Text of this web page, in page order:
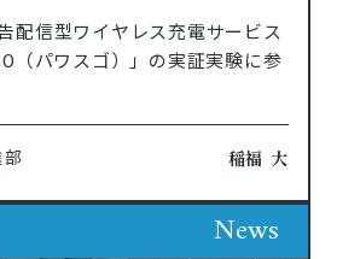
配信型ワイヤレス充電サービス
（パワスゴ）」の実証実験に参
稲福 大
News